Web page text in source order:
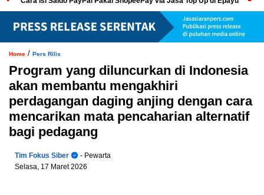
Home / Pers Rilis
Program yang diluncurkan di Indonesia
akan membantu mengakhiri
perdagangan daging anjing dengan cara
mencarikan mata pencaharian alternatif
bagi pedagang
Tim Fokus Siber
- Pewarta
Selasa, 17 Maret 2026